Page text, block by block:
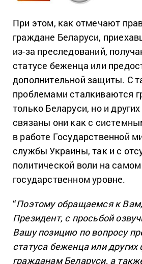
При этом, как отмечают
граждане Беларуси,
из-за преследований,
статусе беженца или
дополнительной защиты. С
проблемами сталкиваются
только Беларуси, но и
связаны они как с
в работе Государственной
службы Украины, так и с
политической воли на
государственном уровне.
“Поэтому обращаемся к
Президент, с просьбой
Вашу позицию по вопросу
статуса беженца или
гражданам Беларуси, а